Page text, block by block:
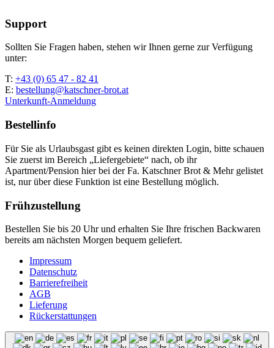
Support
Sollten Sie Fragen haben, stehen wir Ihnen gerne zur Verfügung
unter:
T: +43 (0) 65 47 - 82 41
E: bestellung@katschner-brot.at
Unterkunft-Anmeldung
Bestellinfo
Für Sie als Urlaubsgast gibt es keinen direkten Login, bitte schauen
Sie zuerst im Bereich „Liefergebiete“ nach, ob ihr
Apartment/Pension hier bei der Fa. Katschner Brot & Mehr gelistet
ist, nur über diese Funktion ist eine Bestellung möglich.
Frühzustellung
Bestellen Sie bis 20 Uhr und erhalten Sie Ihre frischen Backwaren
bereits am nächsten Morgen bequem geliefert.
Impressum
Datenschutz
Barrierefreiheit
AGB
Lieferung
Rückerstattungen